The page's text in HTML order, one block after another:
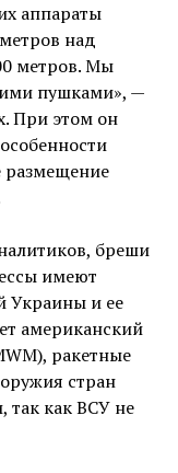
аппараты
над
метров. Мы
пушками», —
При этом он
размещение
бреши
имеют
Украины и ее
американский
ракетные
стран
как ВСУ не